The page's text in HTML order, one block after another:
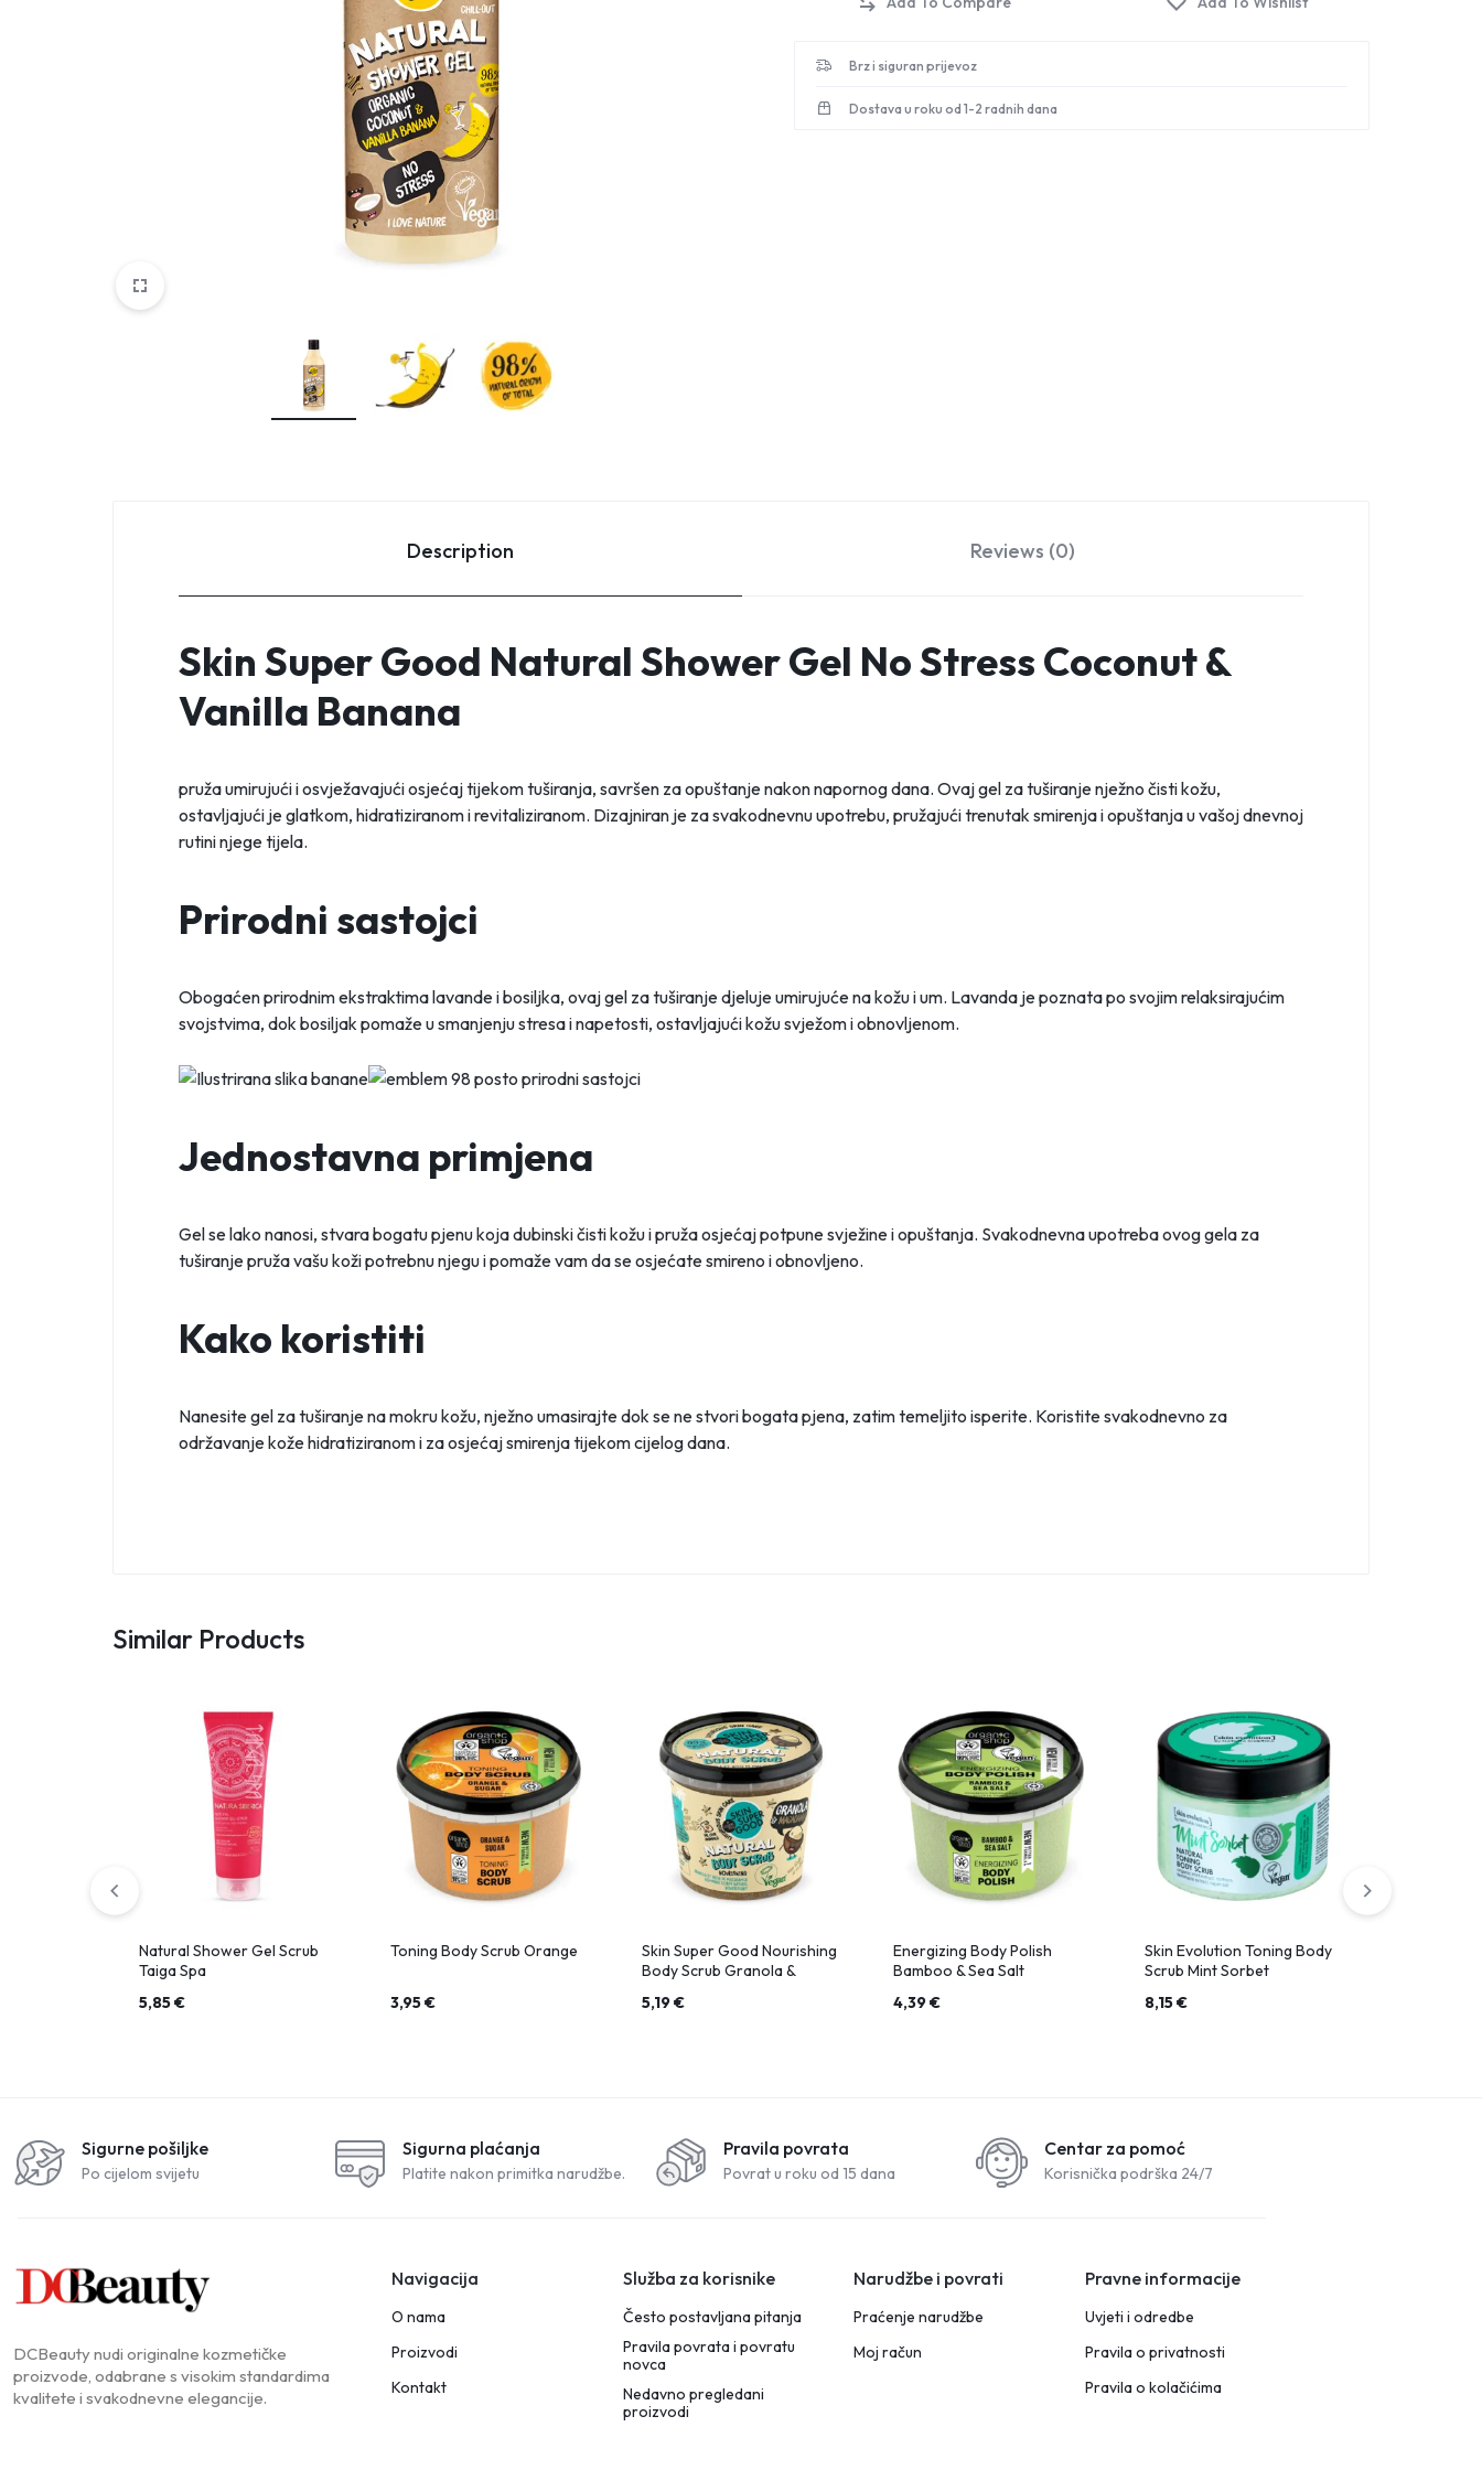
Sign in
Brz i siguran prijevoz
Dostava u roku od 1-2 radnih dana
Description Reviews (0)
Skin Super Good Natural Shower Gel No Stress Coconut &
Vanilla Banana
pruža umirujući i osvježavajući osjećaj tijekom tuširanja, savršen za opuštanje nakon napornog dana. Ovaj gel za tuširanje nježno čisti kožu,
ostavljajući je glatkom, hidratiziranom i revitaliziranom. Dizajniran je za svakodnevnu upotrebu, pružajući trenutak smirenja i opuštanja u vašoj dnevnoj
rutini njege tijela.
Prirodni sastojci
Obogaćen prirodnim ekstraktima lavande i bosiljka, ovaj gel za tuširanje djeluje umirujuće na kožu i um. Lavanda je poznata po svojim relaksirajućim
svojstvima, dok bosiljak pomaže u smanjenju stresa i napetosti, ostavljajući kožu svježom i obnovljenom.
Jednostavna primjena
Gel se lako nanosi, stvara bogatu pjenu koja dubinski čisti kožu i pruža osjećaj potpune svježine i opuštanja. Svakodnevna upotreba ovog gela za
tuširanje pruža vašu koži potrebnu njegu i pomaže vam da se osjećate smireno i obnovljeno.
Kako koristiti
Nanesite gel za tuširanje na mokru kožu, nježno umasirajte dok se ne stvori bogata pjena, zatim temeljito isperite. Koristite svakodnevno za
održavanje kože hidratiziranom i za osjećaj smirenja tijekom cijelog dana.
Similar Products
Natural Shower Gel Scrub
Taiga Spa
5,85€
Toning Body Scrub Orange
3,95€
Skin Super Good Nourishing
Body Scrub Granola &
5,19€
Energizing Body Polish
Bamboo & Sea Salt
4,39€
Skin Evolution Toning Body
Scrub Mint Sorbet
8,15€
Sigurne pošiljke
Po cijelom svijetu
Sigurna plaćanja
Platite nakon primitka narudžbe.
Pravila povrata
Povrat u roku od 15 dana
Centar za pomoć
Korisnička podrška 24/7
DCBeauty nudi originalne kozmetičke
proizvode, odabrane s visokim standardima
kvalitete i svakodnevne elegancije.
Navigacija
O nama
Proizvodi
Kontakt
Služba za korisnike
Često postavljana pitanja
Pravila povrata i povratu
novca
Nedavno pregledani
proizvodi
Narudžbe i povrati
Praćenje narudžbe
Moj račun
Pravne informacije
Uvjeti i odredbe
Pravila o privatnosti
Pravila o kolačićima